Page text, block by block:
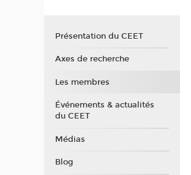
Présentation du CEET
Axes de recherche
Les membres
Événements & actualités
du CEET
Médias
Blog